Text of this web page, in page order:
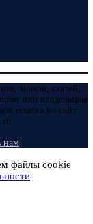
знаков, статей,
или владельцам
ссылка на сайт
нам
файлы cookie